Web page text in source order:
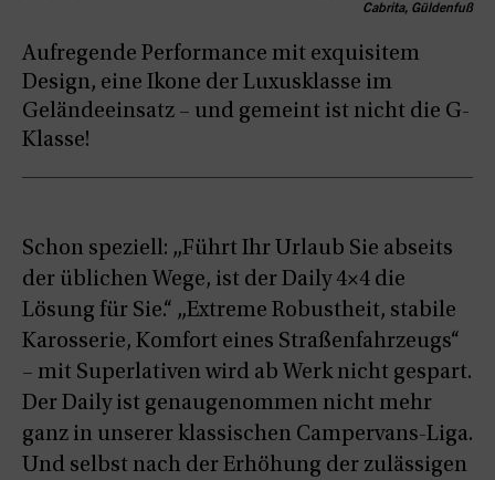
Cabrita, Güldenfuß
Aufregende Performance mit exquisitem
Design, eine Ikone der Luxusklasse im
Geländeeinsatz – und gemeint ist nicht die G-
Klasse!
Schon speziell: „Führt Ihr Urlaub Sie abseits
der üblichen Wege, ist der Daily 4×4 die
Lösung für Sie.“ „Extreme Robustheit, stabile
Karosserie, Komfort eines Straßenfahrzeugs“
– mit Superlativen wird ab Werk nicht gespart.
Der Daily ist genaugenommen nicht mehr
ganz in unserer klassischen Campervans-Liga.
Und selbst nach der Erhöhung der zulässigen